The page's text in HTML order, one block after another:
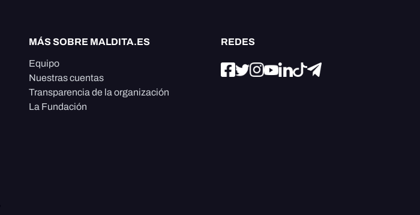
MÁS SOBRE MALDITA.ES
Equipo
Nuestras cuentas
Transparencia de la organización
La Fundación
REDES